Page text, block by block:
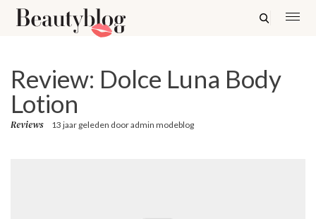
Review: Dolce Luna Body
Lotion
Reviews 13 jaar geleden dooradmin modeblog